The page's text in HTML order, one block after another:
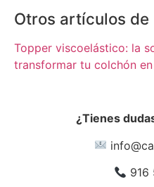
Otros artículos de
Topper viscoelástico: la
transformar tu colchón
¿Tienes
916